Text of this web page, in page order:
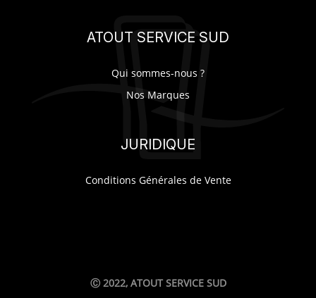
ATOUT SERVICE SUD
Qui sommes-nous ?
Nos Marques
JURIDIQUE
Conditions Générales de Vente
Ⓒ 2022, ATOUT SERVICE SUD